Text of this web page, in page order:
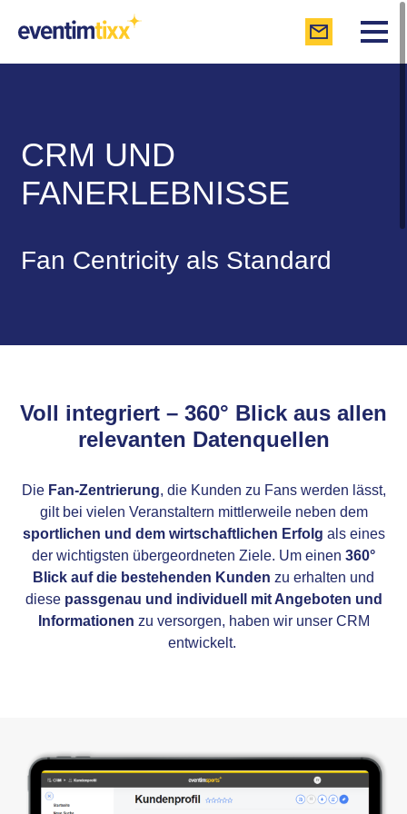
CRM UND
FANERLEBNISSE
Fan Centricity als Standard
Voll integriert – 360° Blick aus allen
relevanten Datenquellen
Die Fan-Zentrierung, die Kunden zu Fans werden lässt,
gilt bei vielen Veranstaltern mittlerweile neben dem
sportlichen und dem wirtschaftlichen Erfolg als eines
der wichtigsten übergeordneten Ziele. Um einen 360°
Blick auf die bestehenden Kunden zu erhalten und
diese passgenau und individuell mit Angeboten und
Informationen zu versorgen, haben wir unser CRM
entwickelt.